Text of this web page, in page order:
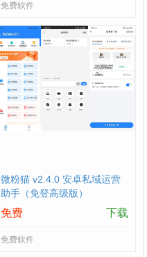
免费软件
微粉猫 v2.4.0 安卓私域运营
助手（免登高级版）
免费 下载
免费软件